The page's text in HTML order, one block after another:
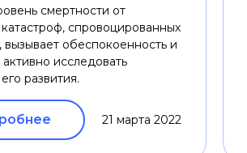
смертности от
спровоцированных
обеспокоенность и
исследовать
развития.
21 марта 2022